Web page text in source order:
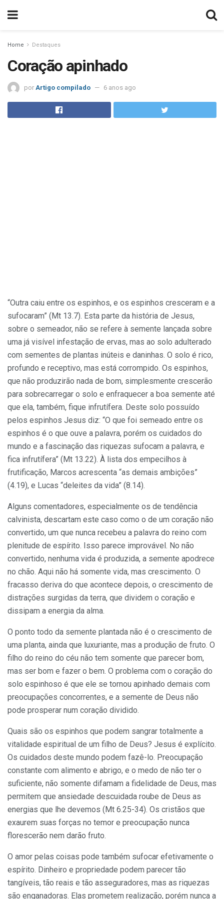
Home Destaques
Coração apinhado
por Artigo compilado 6 anos ago
“Outra caiu entre os espinhos, e os espinhos cresceram e a
sufocaram” (Mt 13.7). Esta parte da história de Jesus,
sobre o semeador, não se refere à semente lançada sobre
uma já visível infestação de ervas, mas ao solo adulterado
com sementes de plantas inúteis e daninhas. O solo é rico,
profundo e receptivo, mas está corrompido. Os espinhos,
que não produzirão nada de bom, simplesmente crescerão
para sobrecarregar o solo e enfraquecer a boa semente até
que ela, também, fique infrutífera. Deste solo possuído
pelos espinhos Jesus diz: “O que foi semeado entre os
espinhos é o que ouve a palavra, porém os cuidados do
mundo e a fascinação das riquezas sufocam a palavra, e
fica infrutífera” (Mt 13.22). À lista dos empecilhos à
frutificação, Marcos acrescenta “as demais ambições”
(4.19), e Lucas “deleites da vida” (8.14).
Alguns comentadores, especialmente os de tendência
calvinista, descartam este caso como o de um coração não
convertido, um que nunca recebeu a palavra do reino com
plenitude de espírito. Isso parece improvável. No não
convertido, nenhuma vida é produzida, a semente apodrece
no chão. Aqui não há somente vida, mas crescimento. O
fracasso deriva do que acontece depois, o crescimento de
distrações surgidas da terra, que dividem o coração e
dissipam a energia da alma.
O ponto todo da semente plantada não é o crescimento de
uma planta, ainda que luxuriante, mas a produção de fruto. O
filho do reino do céu não tem somente que parecer bom,
mas ser bom e fazer o bem. O problema com o coração do
solo espinhoso é que ele se tornou apinhado demais com
preocupações concorrentes, e a semente de Deus não
pode prosperar num coração dividido.
Quais são os espinhos que podem sangrar totalmente a
vitalidade espiritual de um filho de Deus? Jesus é explícito.
Os cuidados deste mundo podem fazê-lo. Preocupação
constante com alimento e abrigo, e o medo de não ter o
suficiente, não somente difamam a fidelidade de Deus, mas
permitem que ansiedade descuidada roube de Deus as
energias que lhe devemos (Mt 6.25-34). Os cristãos que
exaurem suas forças no temor e preocupação nunca
florescerão nem darão fruto.
O amor pelas coisas pode também sufocar efetivamente o
espírito. Dinheiro e propriedade podem parecer tão
tangíveis, tão reais e tão asseguradores, mas as riquezas
são enganadoras. Elas prometem realização, porém nunca a